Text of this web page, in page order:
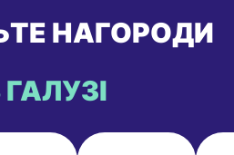
НАГОРОДИ